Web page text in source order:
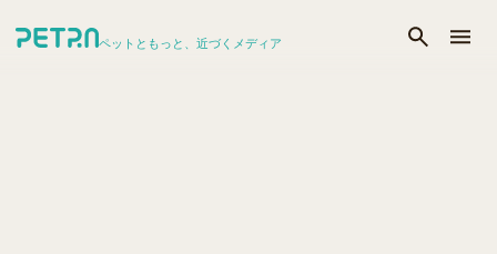
ペットともっと、近づくメディア